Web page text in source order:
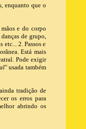
enquanto que o
e do corpo
de grupo,
2. Passos e
Está mais
Pode exigir
" usada também
tradição de
os erros para
abrindo os